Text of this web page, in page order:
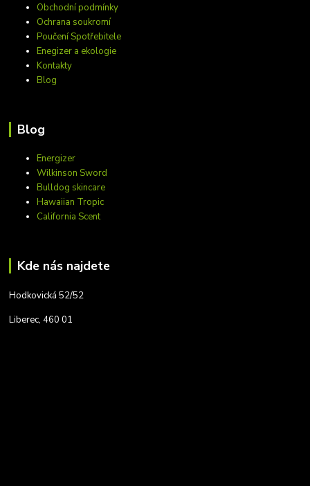
Obchodní podmínky
Ochrana soukromí
Poučení Spotřebitele
Enegizer a ekologie
Kontakty
Blog
Blog
Energizer
Wilkinson Sword
Bulldog skincare
Hawaiian Tropic
California Scent
Kde nás najdete
Hodkovická 52/52
Liberec, 460 01